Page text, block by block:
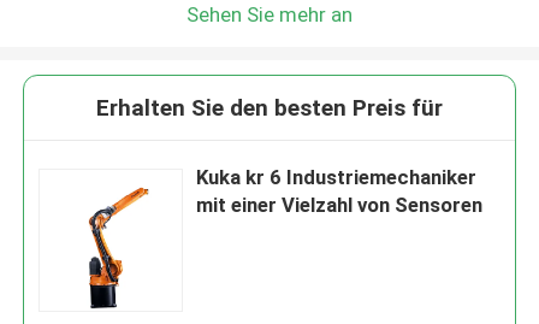
Sehen Sie mehr an
Erhalten Sie den besten Preis für
Kuka kr 6 Industriemechaniker
mit einer Vielzahl von Sensoren